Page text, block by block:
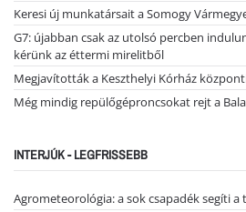
Keresi új munkatársait a Somogy
G7: újabban csak az utolsó percben
kérünk az éttermi mirelitből
Megjavították a Keszthelyi Kórház
Még mindig repülőgéproncsokat rejt a
INTERJÚK - LEGFRISSEBB
Agrometeorológia: a sok csapadék segíti